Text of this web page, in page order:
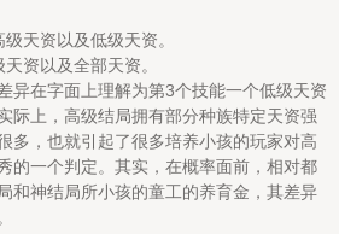
资以及低级天资。
资以及全部天资。
在字面上理解为第3个技能一个低级天资
际上，高级结局拥有部分种族特定天资强
多，也就引起了很多培养小孩的玩家对高
的一个判定。其实，在概率面前，相对都
和神结局所小孩的童工的养育金，其差异